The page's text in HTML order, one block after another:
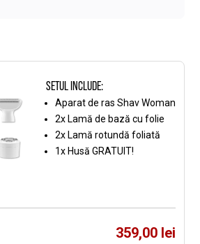
SETUL INCLUDE:
Aparat de ras Shav Woman
2x Lamă de bază cu folie
2x Lamă rotundă foliată
1x Husă GRATUIT!
359,00 lei